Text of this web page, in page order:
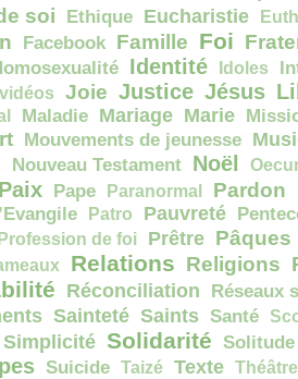
soi Ethique Eucharistie
Facebook Famille Foi
Identité Idoles
Joie Justice Jésus
Maladie Mariage Marie
Mouvements de jeunesse
Nouveau Testament Noël
Paix Pape Paranormal Pardon
Patro Pauvreté
de foi Prêtre Pâques
Relations Religions
Réconciliation Réseaux
Sainteté Saints Santé
Simplicité Solidarité Solitude
Suicide Taizé Texte Théâtre